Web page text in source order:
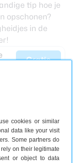
cookies or similar
data like your visit
Some partners do
on their legitimate
or object to data
tip hoe je
opschonen?
in de
Gratis